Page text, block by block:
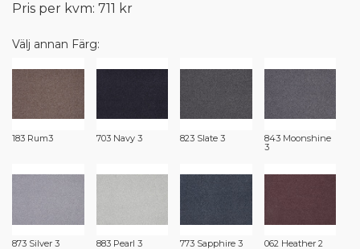
Pris per kvm: 711 kr
Välj annan Färg:
183 Rum3 703 Navy 3 823 Slate 3 843 Moonshine
3
873 Silver 3 883 Pearl 3 773 Sapphire 3 062 Heather 2